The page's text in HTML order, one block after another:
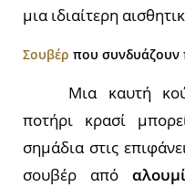
μια ιδιαίτερη
Σουβέρ που συνδυάζουν
Μια καυτή
ποτήρι κρασί
σημάδια στις
σουβέρ από